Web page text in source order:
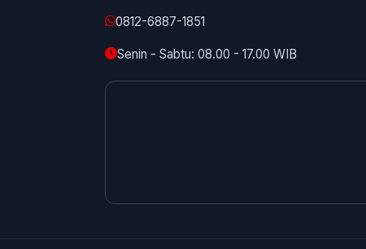
0812-6887-1851
Senin - Sabtu: 08.00 - 17.00 WIB